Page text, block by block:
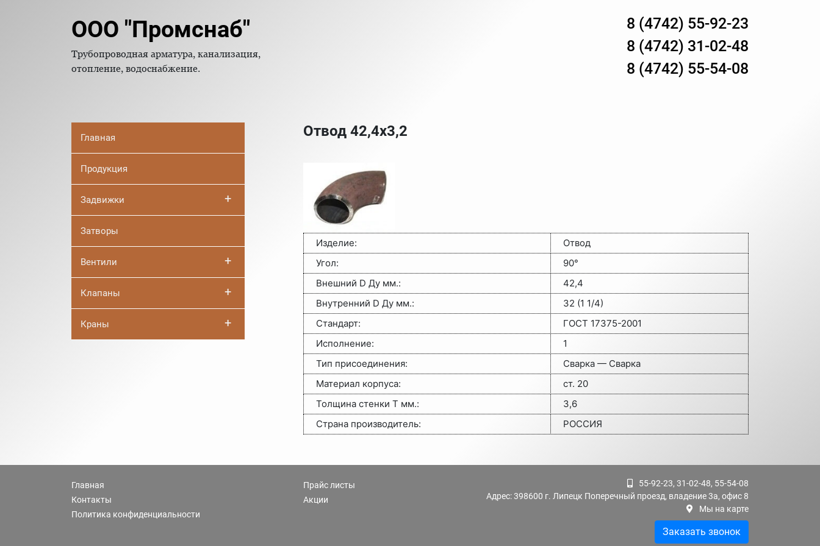
ООО "Промснаб"
Трубопроводная арматура, канализация,
отопление, водоснабжение.
8 (4742) 55-92-23
8 (4742) 31-02-48
8 (4742) 55-54-08
Главная
Продукция
Задвижки +
Затворы
Вентили +
Клапаны +
Краны +
Отвод 42,4х3,2
Изделие:
Отвод
Угол:
90°
Внешний D Ду мм.:
42,4
Внутренний D Ду мм.:
32 (1 1/4)
Стандарт:
ГОСТ 17375-2001
Исполнение:
1
Тип присоединения:
Сварка — Сварка
Материал корпуса:
ст. 20
Толщина стенки Т мм.:
3,6
Страна производитель:
РОССИЯ
Главная
Контакты
Политика конфиденциальности
Прайс листы
Акции
55-92-23, 31-02-48, 55-54-08
Адрес: 398600 г. Липецк Поперечный проезд, владение 3а, офис 8
Мы на карте
Заказать звонок